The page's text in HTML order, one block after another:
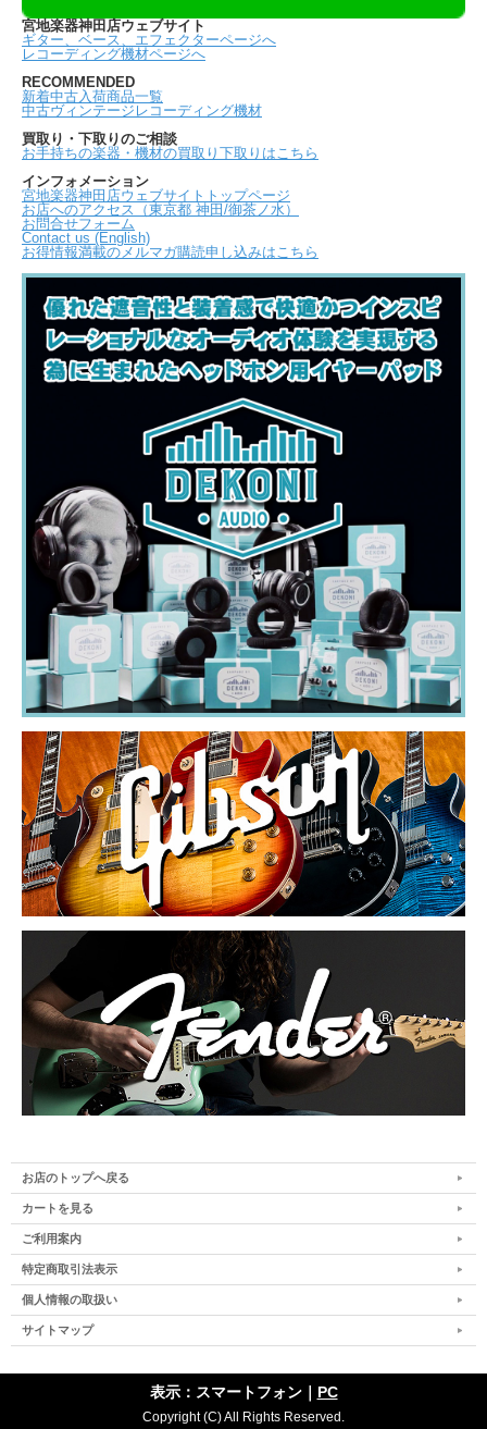
宮地楽器神田店ウェブサイト
ギター、ベース、エフェクターページへ
レコーディング機材ページへ
RECOMMENDED
新着中古入荷商品一覧
中古ヴィンテージレコーディング機材
買取り・下取りのご相談
お手持ちの楽器・機材の買取り下取りはこちら
インフォメーション
宮地楽器神田店ウェブサイトトップページ
お店へのアクセス（東京都 神田/御茶ノ水）
お問合せフォーム
Contact us (English)
お得情報満載のメルマガ購読申し込みはこちら
お店のトップへ戻る
カートを見る
ご利用案内
特定商取引法表示
個人情報の取扱い
サイトマップ
表示：スマートフォン｜ PC
Copyright (C) All Rights Reserved.